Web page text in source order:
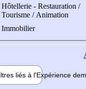
Hôtellerie - Restauration /
Tourisme / Animation
Immobilier
liés à l'Expérience